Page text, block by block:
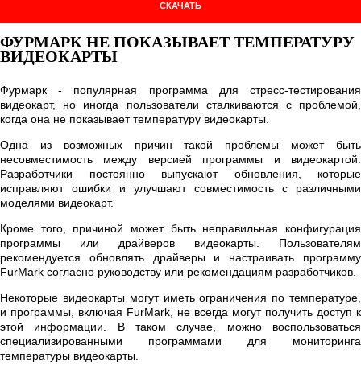
СКАЧАТЬ
ФУРМАРК НЕ ПОКАЗЫВАЕТ ТЕМПЕРАТУРУ
ВИДЕОКАРТЫ
Фурмарк - популярная программа для стресс-тестирования
видеокарт, но иногда пользователи сталкиваются с проблемой,
когда она не показывает температуру видеокарты.
Одна из возможных причин такой проблемы может быть
несовместимость между версией программы и видеокартой.
Разработчики постоянно выпускают обновления, которые
исправляют ошибки и улучшают совместимость с различными
моделями видеокарт.
Кроме того, причиной может быть неправильная конфигурация
программы или драйверов видеокарты. Пользователям
рекомендуется обновлять драйверы и настраивать программу
FurMark согласно руководству или рекомендациям разработчиков.
Некоторые видеокарты могут иметь ограничения по температуре,
и программы, включая FurMark, не всегда могут получить доступ к
этой информации. В таком случае, можно воспользоваться
специализированными программами для мониторинга
температуры видеокарты.